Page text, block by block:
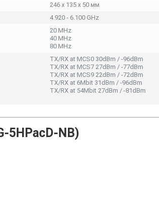
246 x 135 x 50 мм
4.920 - 6.100 GHz
20 MHz
40 MHz
80 MHz
TX/RX at MCS0 30dBm / -96dBm
TX/RX at MCS7 27dBm / -77dBm
TX/RX at MCS9 22dBm / -72dBm
TX/RX at 6Mbit 31dBm / -96dBm
TX/RX at 54Mbit 27dBm / -81dBm
5HPacD-NB)